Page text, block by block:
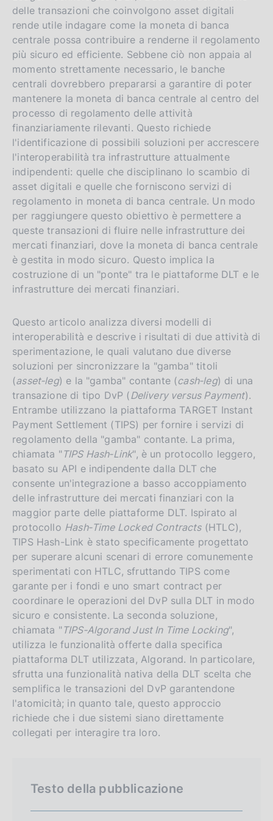
n
e
e
n
g
l
i
s
h
v
e
r
s
i
o
n
e
l
s
i
t
o
delle transazioni che coinvolgono asset digitali
rende utile indagare come la moneta di banca
centrale possa contribuire a renderne il regolamento
più sicuro ed efficiente. Sebbene ciò non appaia al
momento strettamente necessario, le banche
centrali dovrebbero prepararsi a garantire di poter
mantenere la moneta di banca centrale al centro del
processo di regolamento delle attività
finanziariamente rilevanti. Questo richiede
l'identificazione di possibili soluzioni per accrescere
l'interoperabilità tra infrastrutture attualmente
indipendenti: quelle che disciplinano lo scambio di
asset digitali e quelle che forniscono servizi di
regolamento in moneta di banca centrale. Un modo
per raggiungere questo obiettivo è permettere a
queste transazioni di fluire nelle infrastrutture dei
mercati finanziari, dove la moneta di banca centrale
è gestita in modo sicuro. Questo implica la
costruzione di un "ponte" tra le piattaforme DLT e le
infrastrutture dei mercati finanziari.
Questo articolo analizza diversi modelli di
interoperabilità e descrive i risultati di due attività di
sperimentazione, le quali valutano due diverse
soluzioni per sincronizzare la "gamba" titoli
(asset‑leg) e la "gamba" contante (cash‑leg) di una
transazione di tipo DvP ( Delivery versus Payment).
Entrambe utilizzano la piattaforma TARGET Instant
Payment Settlement (TIPS) per fornire i servizi di
regolamento della "gamba" contante. La prima,
chiamata "TIPS Hash‑Link", è un protocollo leggero,
basato su API e indipendente dalla DLT che
consente un'integrazione a basso accoppiamento
delle infrastrutture dei mercati finanziari con la
maggior parte delle piattaforme DLT. Ispirato al
protocollo Hash‑Time Locked Contracts(HTLC),
TIPS Hash-Link è stato specificamente progettato
per superare alcuni scenari di errore comunemente
sperimentati con HTLC, sfruttando TIPS come
garante per i fondi e uno smart contract per
coordinare le operazioni del DvP sulla DLT in modo
sicuro e consistente. La seconda soluzione,
chiamata "TIPS‑Algorand Just In Time Locking",
utilizza le funzionalità offerte dalla specifica
piattaforma DLT utilizzata, Algorand. In particolare,
sfrutta una funzionalità nativa della DLT scelta che
semplifica le transazioni del DvP garantendone
l'atomicità; in quanto tale, questo approccio
richiede che i due sistemi siano direttamente
collegati per interagire tra loro.
Testo della pubblicazione